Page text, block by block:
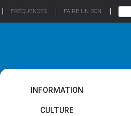
FRÉQUENCES FAIRE UN DON
INFORMATION
CULTURE